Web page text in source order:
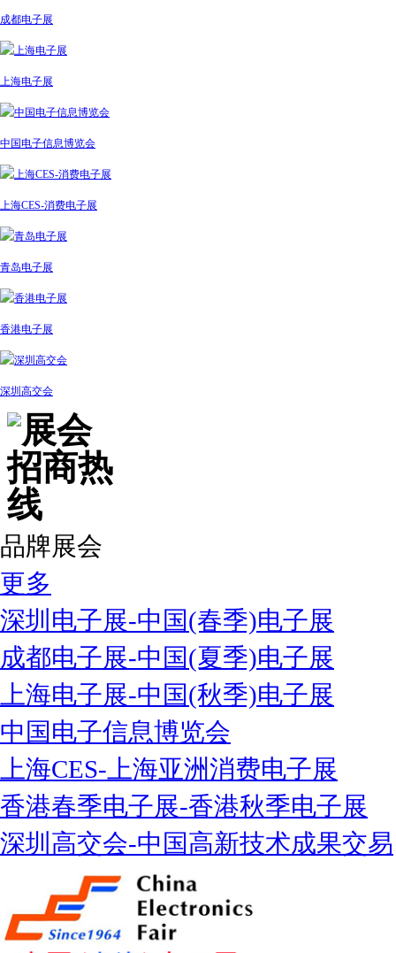
成都电子展
上海电子展
中国电子信息博览会
上海CES-消费电子展
青岛电子展
香港电子展
深圳高交会
品牌展会
更多
深圳电子展-中国(春季)电子展
成都电子展-中国(夏季)电子展
上海电子展-中国(秋季)电子展
中国电子信息博览会
上海CES-上海亚洲消费电子展
香港春季电子展-香港秋季电子展
深圳高交会-中国高新技术成果交易